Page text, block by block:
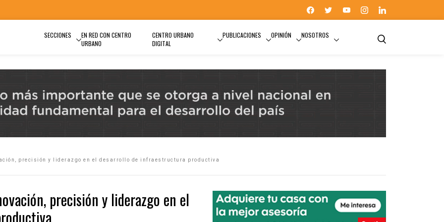
SECCIONES
EN RED CON CENTRO
URBANO
CENTRO URBANO
DIGITAL
PUBLICACIONES OPINIÓN NOSOTROS
precisión y liderazgo en el desarrollo de infraestructura productiva
precisión y liderazgo en el